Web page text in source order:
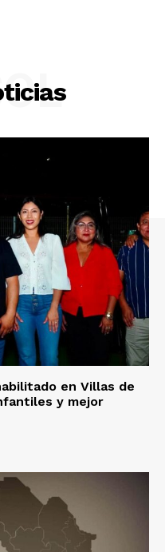
en Villas de
y mejor